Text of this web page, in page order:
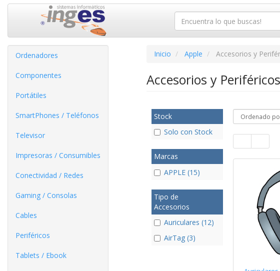
Ordenadores
Componentes
Portátiles
SmartPhones / Teléfonos
Televisor
Impresoras / Consumibles
Conectividad / Redes
Gaming / Consolas
Cables
Periféricos
Tablets / Ebook
Inicio Apple Accesorios y
Accesorios y
Stock
Solo con Stock
Marcas
APPLE (15)
Tipo de
Accesorios
Auriculares (12)
AirTag (3)